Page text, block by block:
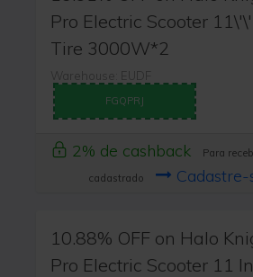
Pro Electric Scooter
Tire 3000W*2
Warehouse: EUDF
FGQPRJ
2% de cashback
Para
cadastrado
Cadastre-
10.88% OFF on Halo
Pro Electric Scooter 11